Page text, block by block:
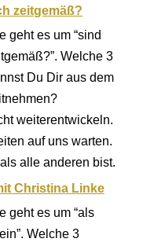
zeitgemäß?
geht es um “sind
Welche 3
Du Dir aus dem
weiterentwickeln.
auf uns warten.
alle anderen bist.
Christina Linke
geht es um “als
Welche 3